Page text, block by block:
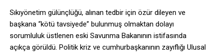
Sıkıyönetim gülünçlüğü, alınan tedbir için özür dileyen ve
başkana “kötü tavsiyede” bulunmuş olmaktan dolayı
sorumluluk üstlenen eski Savunma Bakanının istifasında
açıkça görüldü. Politik kriz ve cumhurbaşkanının zayıflığı Ulusal